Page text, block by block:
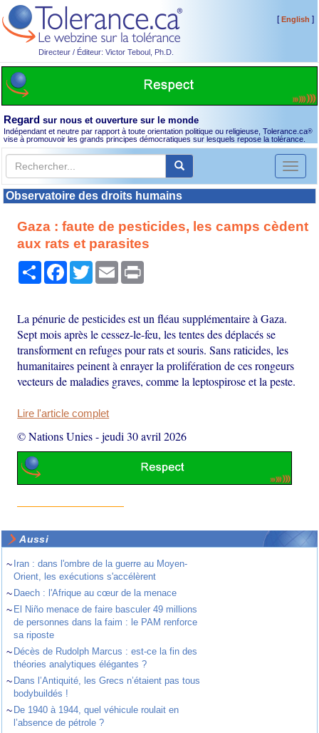
Directeur / Éditeur: Victor Teboul, Ph.D.
[English ]
Regard sur nous et ouverture sur le monde
Indépendant et neutre par rapport à toute orientation politique ou religieuse, Tolerance.ca®
vise à promouvoir les grands principes démocratiques sur lesquels repose la tolérance.
Toggle
Observatoire des droits humains
Gaza : faute de pesticides, les camps cèdent
aux rats et parasites
PartagerFacebook
TwitterEmail
La pénurie de pesticides est un fléau supplémentaire à Gaza.
Sept mois après le cessez-le-feu, les tentes des déplacés se
transforment en refuges pour rats et souris. Sans raticides, les
humanitaires peinent à enrayer la prolifération de ces rongeurs
vecteurs de maladies graves, comme la leptospirose et la peste.
Lire l'article complet
© Nations Unies-jeudi 30 avril 2026
Aussi
~ Iran : dans l'ombre de la guerre au Moyen-
Orient, les exécutions s'accélèrent
~ Daech : l'Afrique au cœur de la menace
~ El Niño menace de faire basculer 49 millions
de personnes dans la faim : le PAM renforce
sa riposte
~ Décès de Rudolph Marcus : est-ce la fin des
théories analytiques élégantes ?
~ Dans l’Antiquité, les Grecs n’étaient pas tous
bodybuildés !
~ De 1940 à 1944, quel véhicule roulait en
l’absence de pétrole ?